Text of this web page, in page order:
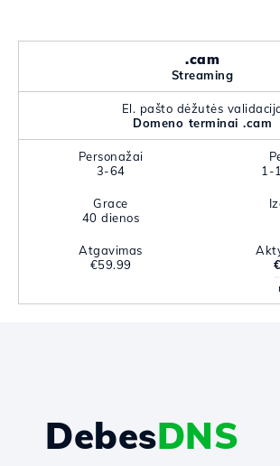
.cam
Streaming
El. pašto dėžutės
Domeno terminai .cam
Personažai
3-64
1-
Grace
40 dienos
Atgavimas
€59.99
DebesDNS